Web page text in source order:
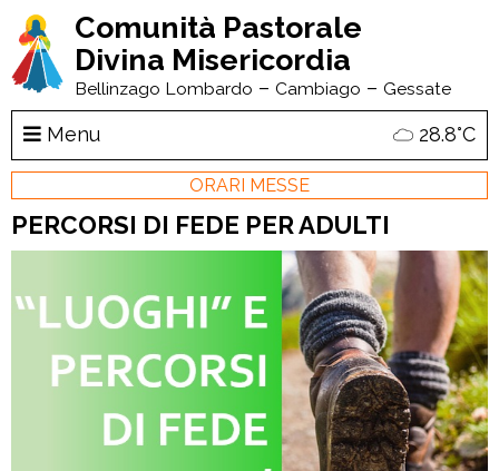
Comunità Pastorale
Divina Misericordia
Bellinzago Lombardo – Cambiago – Gessate
Menu 28.8°C
ORARI MESSE
PERCORSI DI FEDE PER ADULTI